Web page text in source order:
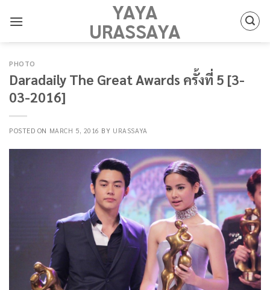
YAYA
URASSAYA
PHOTO
Daradaily The Great Awards ครั้งที่ 5 [3-
03-2016]
POSTED ON MARCH 5, 2016 BY URASSAYA